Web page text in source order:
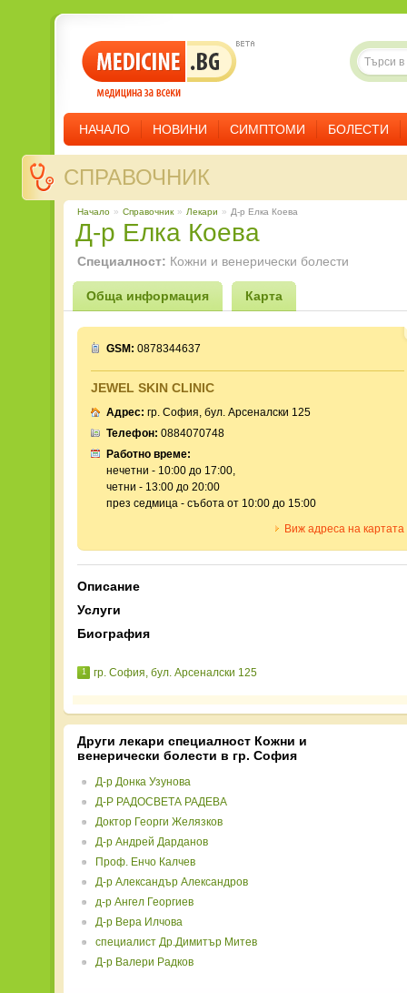
НАЧАЛО НОВИНИ СИМПТОМИ БОЛЕСТИ
СПРАВОЧНИК
Начало » Справочник » Лекари » Д-р Елка Коева
Д-р Елка Коева
Специалност: Кожни и венерически болести
Обща информация Карта
GSM: 0878344637
JEWEL SKIN CLINIC
Адрес: гр. София, бул. Арсеналски 125
Телефон: 0884070748
Работно време:
нечетни - 10:00 до 17:00,
четни - 13:00 до 20:00
през седмица - събота от 10:00 до 15:00
Виж адреса на картата
Описание
Услуги
Биография
1 гр. София, бул. Арсеналски 125
Други лекари специалност Кожни и
венерически болести в гр. София
Д-р Донка Узунова
Д-Р РАДОСВЕТА РАДЕВА
Доктор Георги Желязков
Д-р Андрей Дарданов
Проф. Енчо Калчев
Д-р Александър Александров
д-р Ангел Георгиев
Д-р Вера Илчова
специалист Др.Димитър Митев
Д-р Валери Радков